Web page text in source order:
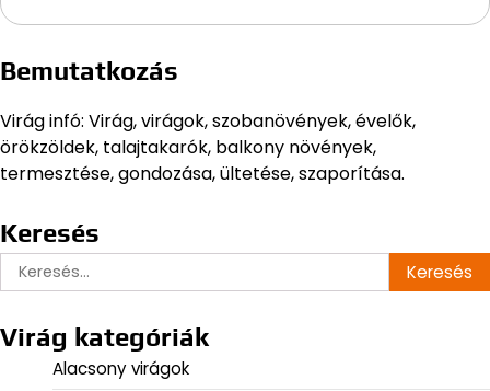
Bemutatkozás
Virág infó: Virág, virágok, szobanövények, évelők,
örökzöldek, talajtakarók, balkony növények,
termesztése, gondozása, ültetése, szaporítása.
Keresés
Keresés:
Virág kategóriák
Alacsony virágok